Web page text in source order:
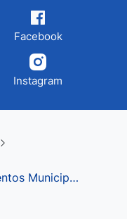
Facebook
Instagram
Municip…